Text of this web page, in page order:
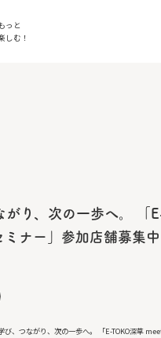
っと
しむ！
がり、次の一歩へ。 「
ナー」参加店舗募集中
び、つながり、次の一歩へ。 「E-TOKO深草